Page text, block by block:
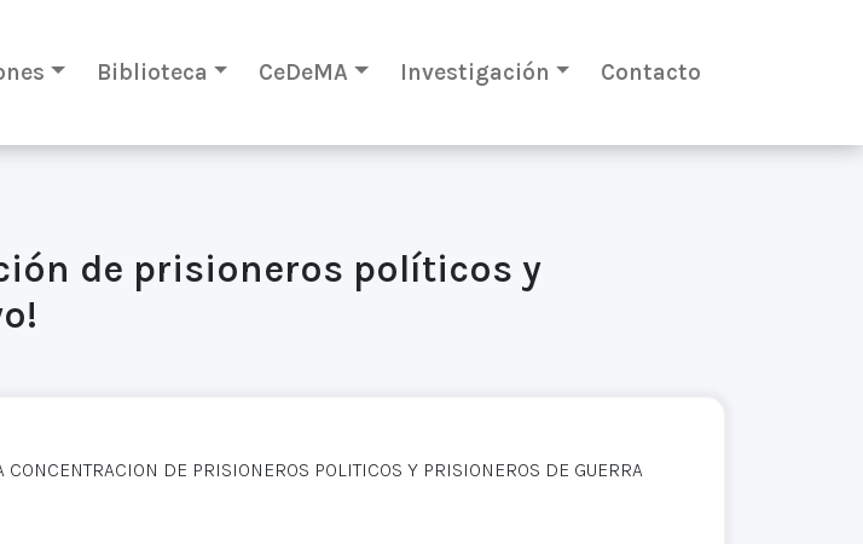
Biblioteca CeDeMA Investigación Contacto
de prisioneros políticos y
CONCENTRACION DE PRISIONEROS POLITICOS Y PRISIONEROS DE GUERRA